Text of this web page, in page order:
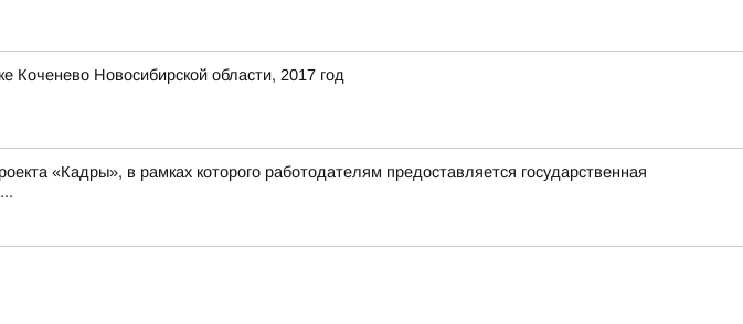
Новосибирской области, 2017 год
«Кадры», в рамках которого работодателям предоставляется государственная